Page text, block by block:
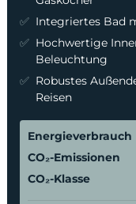
Integriertes Bad
Hochwertige
Beleuchtung
Robustes
Reisen
Energieverbrauch
CO₂-Emissionen
CO₂-Klasse